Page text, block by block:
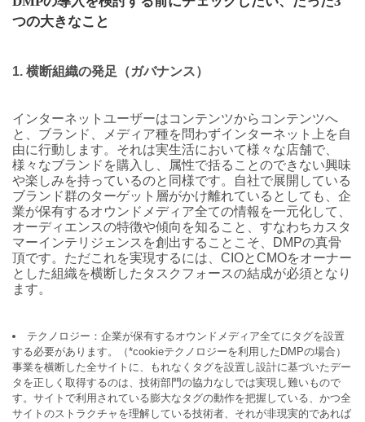
つの大きなこと
1. 横断組織の発足（ガバナンス）
インターネットユーザーはコンテンツからコンテンツへ
と、ブランド、メディア種を問わずインターネット上を自
由に行動します。それは実生活において様々な店舗で、
様々なブランドを購入し、属性で括ることのできない興味
や楽しみを持っているのと同様です。自社で展開している
ブランド群のターゲット層がかけ離れているとしても、企
業が保有するオウンドメディア全ての情報を一元化して、
オーディエンスの特徴や傾向を知ること、すなわちカスタ
マーインテリジェンスを創出することこそ、DMPの真骨
頂です。ただこれを実現するには、CIOとCMOをオーナー
とした組織を横断したタスクフォースの結成が必須となり
ます。
テクノロジー：企業が保有するオウンドメディア全てにタグを設置
する必要があります。（*cookieテクノロジーを利用したDMPの場合）
事業を横断した全サイトに、もれなくタグを設置し設計に基づいたデー
タを正しく取得するのは、技術部門の協力なしでは実現し難いもので
す。サイトで利用されている膨大なタグの動作を把握している、かつ全
サイトのストラクチャを理解している技術者、それが非現実的であれば